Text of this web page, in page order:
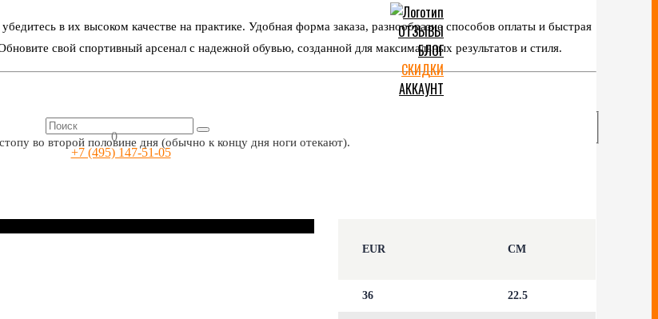
ОТЗЫВЫ
БЛОГ
СКИДКИ
АККАУНТ
0
+7 (495) 147-51-05
в их высоком качестве на практике. Удобная форма заказа, разнообразие способов оплаты и быстрая
свой спортивный арсенал с надежной обувью, созданной для максимальных результатов и стиля.
во второй половине дня (обычно к концу дня ноги отекают).
EUR CM
36 22.5